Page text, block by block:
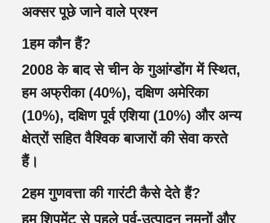
अक्सर पूछे जाने वाले प्रश्न
1हम कौन हैं?
2008 के बाद से चीन के गुआंग्डोंग में स्थित,
हम अफ्रीका (40%), दक्षिण अमेरिका
(10%), दक्षिण पूर्व एशिया (10%) और अन्य
क्षेत्रों सहित वैश्विक बाजारों की सेवा करते
हैं।
2हम गुणवत्ता की गारंटी कैसे देते हैं?
हम शिपमेंट से पहले पूर्व-उत्पादन नमूनों और